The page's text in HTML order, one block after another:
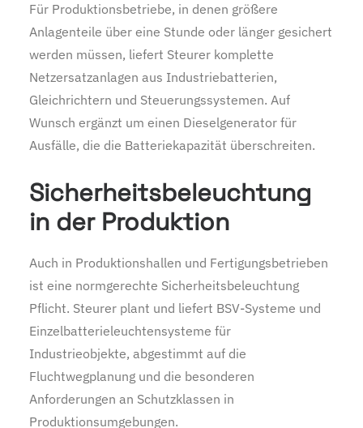
Für Produktionsbetriebe, in denen größere
Anlagenteile über eine Stunde oder länger gesichert
werden müssen, liefert Steurer komplette
Netzersatzanlagen aus Industriebatterien,
Gleichrichtern und Steuerungssystemen. Auf
Wunsch ergänzt um einen Dieselgenerator für
Ausfälle, die die Batteriekapazität überschreiten.
Sicherheitsbeleuchtung
in der Produktion
Auch in Produktionshallen und Fertigungsbetrieben
ist eine normgerechte Sicherheitsbeleuchtung
Pflicht. Steurer plant und liefert BSV-Systeme und
Einzelbatterieleuchtensysteme für
Industrieobjekte, abgestimmt auf die
Fluchtwegplanung und die besonderen
Anforderungen an Schutzklassen in
Produktionsumgebungen.